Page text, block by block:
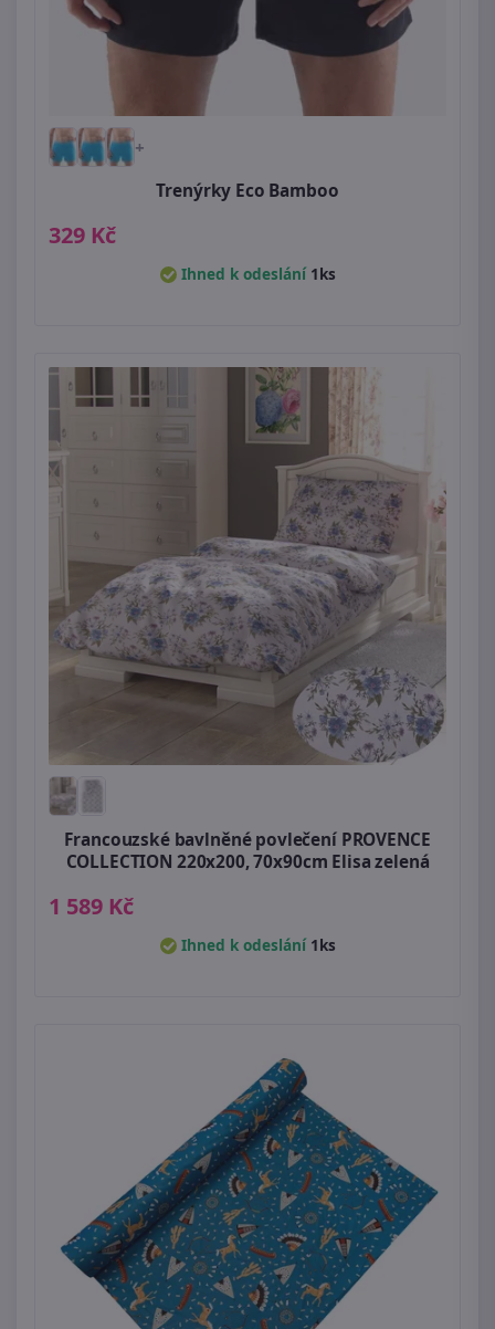
+
Trenýrky Eco Bamboo
329 Kč
Ihned k odeslání 1ks
Francouzské bavlněné povlečení PROVENCE
COLLECTION 220x200, 70x90cm Elisa zelená
1 589 Kč
Ihned k odeslání 1ks